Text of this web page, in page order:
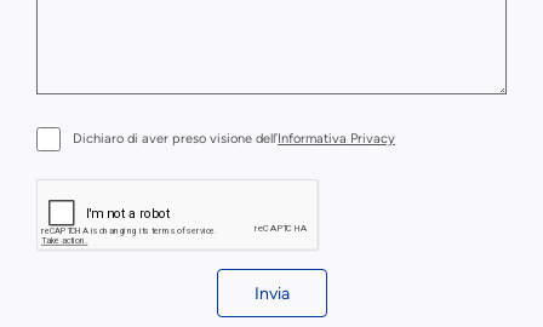
Dichiaro di aver preso visione dell’Informativa Privacy
Invia